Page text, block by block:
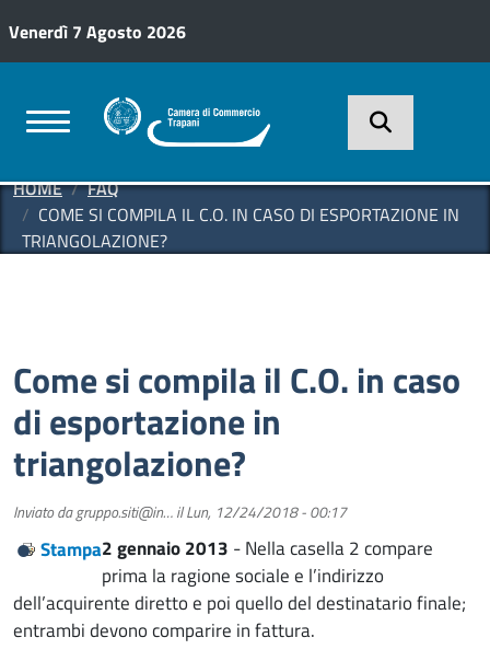
Venerdì 7 Agosto 2026
HOME
FAQ
COME SI COMPILA IL C.O. IN CASO DI ESPORTAZIONE IN
TRIANGOLAZIONE?
Come si compila il C.O. in caso
di esportazione in
triangolazione?
Inviato dagruppo.siti@in…ilLun, 12/24/2018 - 00:17
Stampa2 gennaio 2013 - Nella casella 2 compare
prima la ragione sociale e l’indirizzo
dell’acquirente diretto e poi quello del destinatario finale;
entrambi devono comparire in fattura.